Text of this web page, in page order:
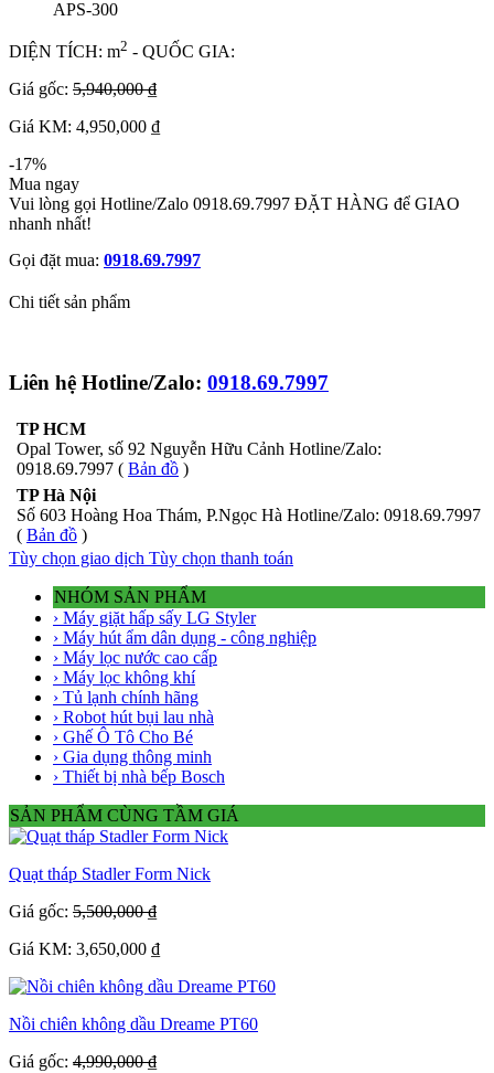
APS-300
DIỆN TÍCH: m2 - QUỐC GIA:
Giá gốc: 5,940,000 ₫
Giá KM: 4,950,000 ₫
-17%
Mua ngay
Vui lòng gọi Hotline/Zalo 0918.69.7997 ĐẶT HÀNG để GIAO
nhanh nhất!
Gọi đặt mua: 0918.69.7997
Chi tiết sản phẩm
Liên hệ Hotline/Zalo: 0918.69.7997
TP HCM
Opal Tower, số 92 Nguyễn Hữu Cảnh Hotline/Zalo:
0918.69.7997 ( Bản đồ )
TP Hà Nội
Số 603 Hoàng Hoa Thám, P.Ngọc Hà Hotline/Zalo: 0918.69.7997
( Bản đồ )
Tùy chọn giao dịch Tùy chọn thanh toán
NHÓM SẢN PHẨM
› Máy giặt hấp sấy LG Styler
› Máy hút ẩm dân dụng - công nghiệp
› Máy lọc nước cao cấp
› Máy lọc không khí
› Tủ lạnh chính hãng
› Robot hút bụi lau nhà
› Ghế Ô Tô Cho Bé
› Gia dụng thông minh
› Thiết bị nhà bếp Bosch
SẢN PHẨM CÙNG TẦM GIÁ
Quạt tháp Stadler Form Nick
Giá gốc: 5,500,000 ₫
Giá KM: 3,650,000 ₫
Nồi chiên không dầu Dreame PT60
Giá gốc: 4,990,000 ₫